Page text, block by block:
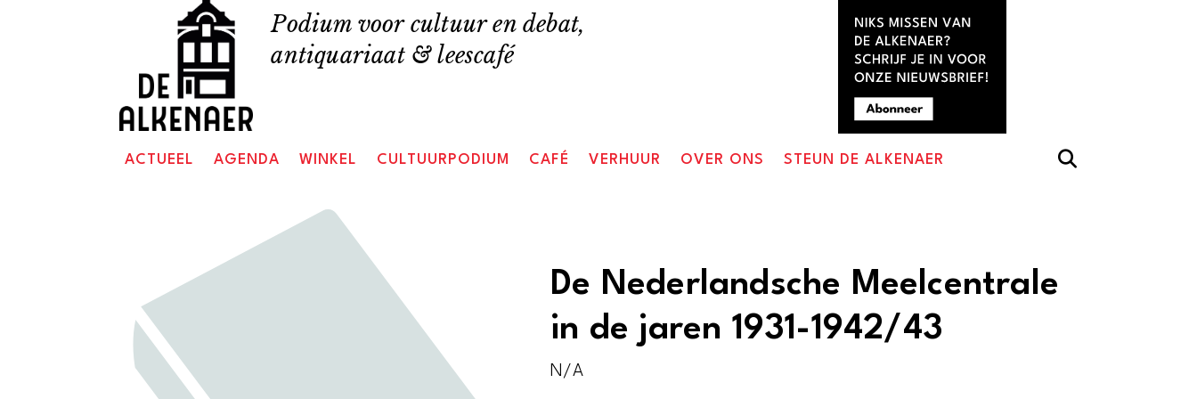
Podium voor cultuur en debat,
antiquariaat & leescafé
ACTUEEL AGENDA WINKEL CULTUURPODIUM CAFÉ VERHUUR OVER ONS STEUN DE ALKENAER
De Nederlandsche Meelcentrale
in de jaren 1931-1942/43
N/A